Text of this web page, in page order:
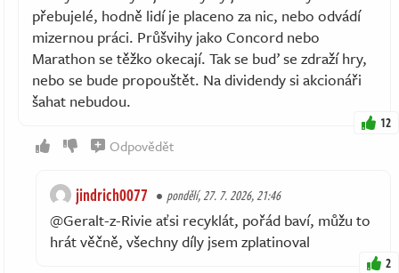
přebujelé, hodně lidí je placeno za nic, nebo odvádí
mizernou práci. Průšvihy jako Concord nebo
Marathon se těžko okecají. Tak se buď se zdraží hry,
nebo se bude propouštět. Na dividendy si akcionáři
šahat nebudou.
12
Odpovědět
jindrich0077 pondělí, 27. 7. 2026, 21:46
@Geralt-z-Rivie aťsi recyklát, pořád baví, můžu to
hrát věčně, všechny díly jsem zplatinoval
2